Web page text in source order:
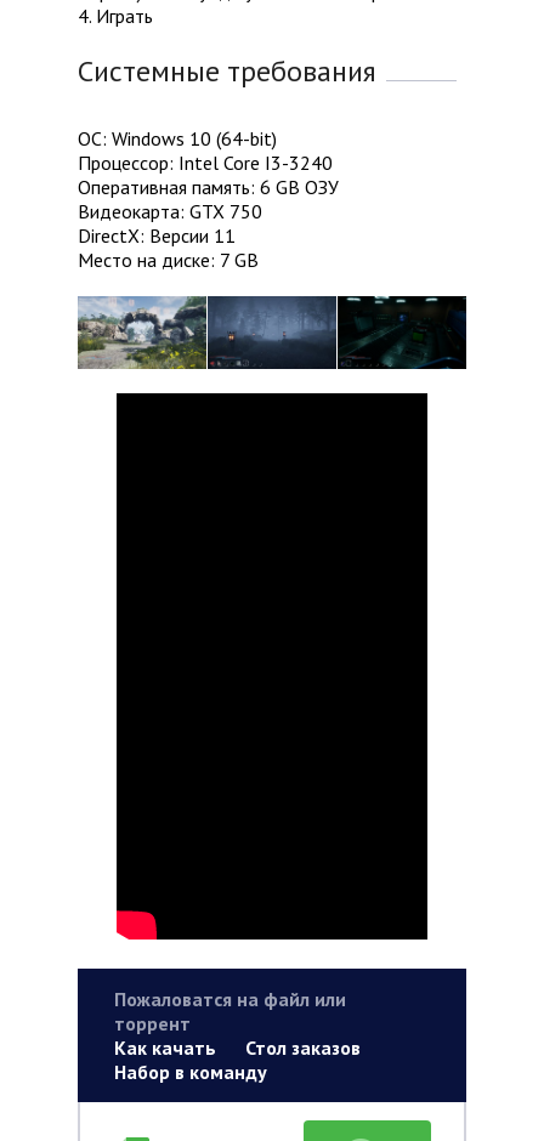
4. Играть
Системные требования
ОС: Windows 10 (64-bit)
Процессор: Intel Core I3-3240
Оперативная память: 6 GB ОЗУ
Видеокарта: GTX 750
DirectX: Версии 11
Место на диске: 7 GB
Пожаловатся на файл или
торрент
Как качать
Стол заказов
Набор в команду